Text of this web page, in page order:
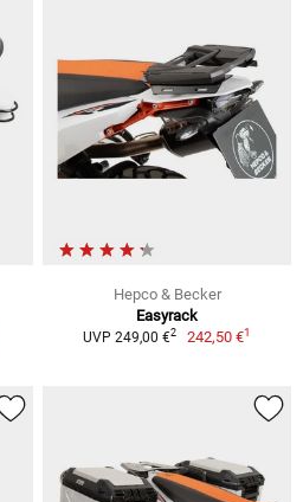
Hepco & Becker
Easyrack
UVP 249,00 €2 242,50 €1